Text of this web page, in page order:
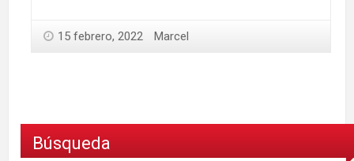
15 febrero, 2022 Marcel
Búsqueda